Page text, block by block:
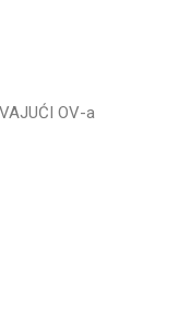
Vrljić